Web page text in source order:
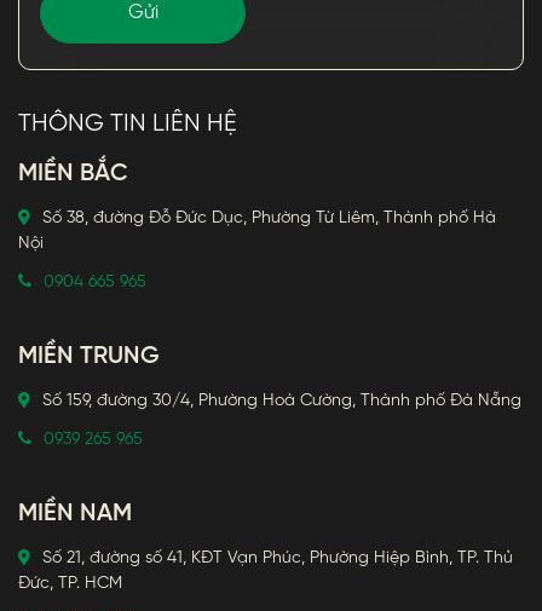
THÔNG TIN LIÊN HỆ
MIỀN BẮC
Số 38, đường Đỗ Đức Dục, Phường Từ Liêm, Thành phố Hà
Nội
0904 665 965
MIỀN TRUNG
Số 159, đường 30/4, Phường Hoà Cường, Thành phố Đà Nẵng
0939 265 965
MIỀN NAM
Số 21, đường số 41, KĐT Vạn Phúc, Phường Hiệp Bình, TP. Thủ
Đức, TP. HCM